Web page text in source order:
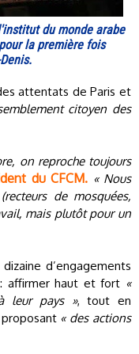
du monde arabe
la première fois
attentats de Paris et
citoyen des
on reproche toujours
du CFCM. « Nous
de mosquées,
mais plutôt pour un
d’engagements
: affirmer haut et fort «
leur pays », tout en
« des actions